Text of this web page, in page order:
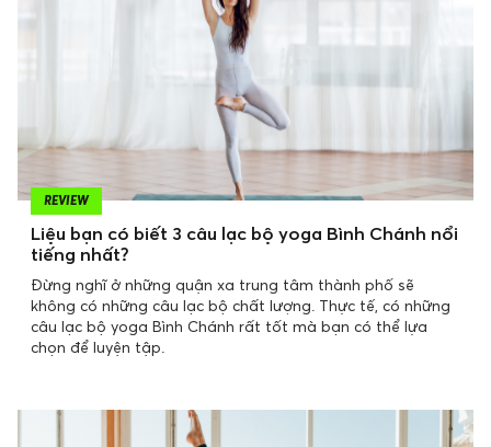
REVIEW
Liệu bạn có biết 3 câu lạc bộ yoga Bình Chánh nổi
tiếng nhất?
Đừng nghĩ ở những quận xa trung tâm thành phố sẽ
không có những câu lạc bộ chất lượng. Thực tế, có những
câu lạc bộ yoga Bình Chánh rất tốt mà bạn có thể lựa
chọn để luyện tập.